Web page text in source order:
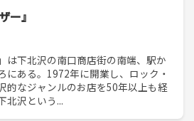
ー』
は下北沢の南口商店街の南端、駅か
にある。1972年に開業し、ロック・
的なジャンルのお店を50年以上も経
北沢という...